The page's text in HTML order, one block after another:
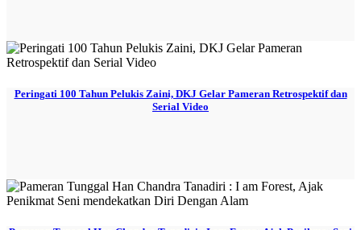
Peringati 100 Tahun Pelukis Zaini, DKJ Gelar Pameran Retrospektif dan
Serial Video